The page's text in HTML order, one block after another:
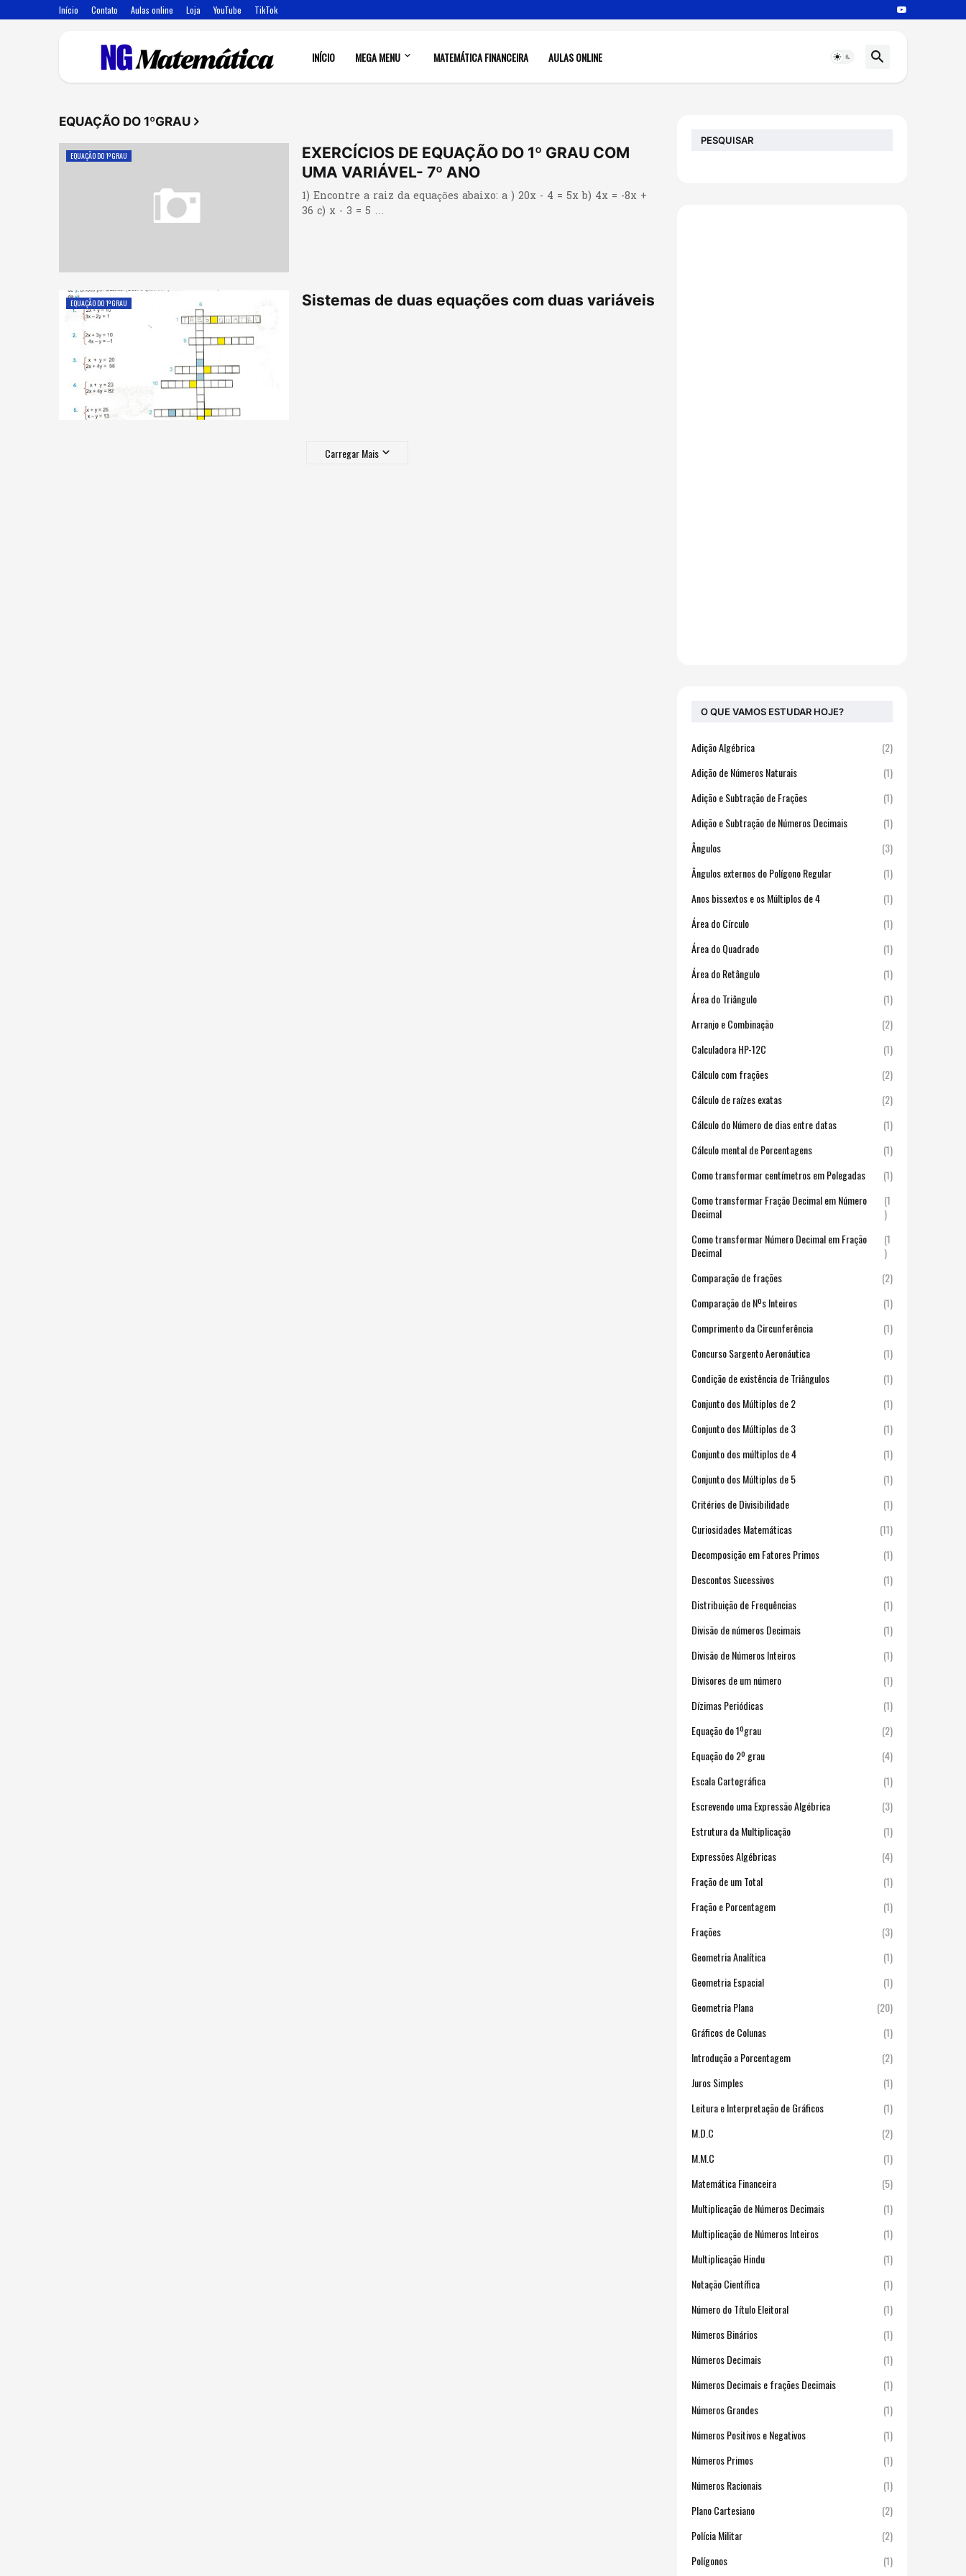
Início Contato Aulas online Loja YouTube TikTok
INÍCIO MEGA MENU MATEMÁTICA FINANCEIRA AULAS ONLINE
EQUAÇÃO DO 1ºGRAU
EQUAÇÃO DO 1ºGRAU
EXERCÍCIOS DE EQUAÇÃO DO 1º GRAU COM
UMA VARIÁVEL- 7º ANO
1) Encontre a raiz da equações abaixo: a ) 20x - 4 = 5x b) 4x = -8x +
36 c) x - 3 = 5 …
EQUAÇÃO DO 1ºGRAU Sistemas de duas equações com duas variáveis
Carregar Mais
PESQUISAR
O QUE VAMOS ESTUDAR HOJE?
Adição Algébrica
(2)
Adição de Números Naturais
(1)
Adição e Subtração de Frações
(1)
Adição e Subtração de Números Decimais
(1)
Ângulos
(3)
Ângulos externos do Polígono Regular
(1)
Anos bissextos e os Múltiplos de 4
(1)
Área do Círculo
(1)
Área do Quadrado
(1)
Área do Retângulo
(1)
Área do Triângulo
(1)
Arranjo e Combinação
(2)
Calculadora HP-12C
(1)
Cálculo com frações
(2)
Cálculo de raízes exatas
(2)
Cálculo do Número de dias entre datas
(1)
Cálculo mental de Porcentagens
(1)
Como transformar centímetros em Polegadas
(1)
Como transformar Fração Decimal em Número
Decimal
(1
)
Como transformar Número Decimal em Fração
Decimal
(1
)
Comparação de frações
(2)
Comparação de Nºs Inteiros
(1)
Comprimento da Circunferência
(1)
Concurso Sargento Aeronáutica
(1)
Condição de existência de Triângulos
(1)
Conjunto dos Múltiplos de 2
(1)
Conjunto dos Múltiplos de 3
(1)
Conjunto dos múltiplos de 4
(1)
Conjunto dos Múltiplos de 5
(1)
Critérios de Divisibilidade
(1)
Curiosidades Matemáticas
(11)
Decomposição em Fatores Primos
(1)
Descontos Sucessivos
(1)
Distribuição de Frequências
(1)
Divisão de números Decimais
(1)
Divisão de Números Inteiros
(1)
Divisores de um número
(1)
Dízimas Periódicas
(1)
Equação do 1ºgrau
(2)
Equação do 2º grau
(4)
Escala Cartográfica
(1)
Escrevendo uma Expressão Algébrica
(3)
Estrutura da Multiplicação
(1)
Expressões Algébricas
(4)
Fração de um Total
(1)
Fração e Porcentagem
(1)
Frações
(3)
Geometria Analítica
(1)
Geometria Espacial
(1)
Geometria Plana
(20)
Gráficos de Colunas
(1)
Introdução a Porcentagem
(2)
Juros Simples
(1)
Leitura e Interpretação de Gráficos
(1)
M.D.C
(2)
M.M.C
(1)
Matemática Financeira
(5)
Multiplicação de Números Decimais
(1)
Multiplicação de Números Inteiros
(1)
Multiplicação Hindu
(1)
Notação Científica
(1)
Número do Título Eleitoral
(1)
Números Binários
(1)
Números Decimais
(1)
Números Decimais e frações Decimais
(1)
Números Grandes
(1)
Números Positivos e Negativos
(1)
Números Primos
(1)
Números Racionais
(1)
Plano Cartesiano
(2)
Polícia Militar
(2)
Polígonos
(1)